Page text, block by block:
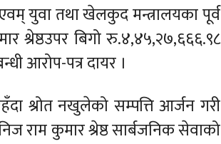
एवम् युवा तथा खेलकुद मन्त्रालयका पूर्व
श्रेष्ठउपर बिगो रु.४,४५,२७,६६६.९८
आरोप-पत्र दायर ।
श्रोत नखुलेको सम्पत्ति आर्जन गरी
राम कुमार श्रेष्ठ सार्बजनिक सेवाको